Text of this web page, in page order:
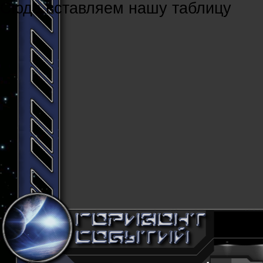
Cюда вставляем нашу таблицу